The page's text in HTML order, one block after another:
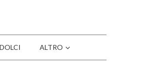
DOLCI ALTRO